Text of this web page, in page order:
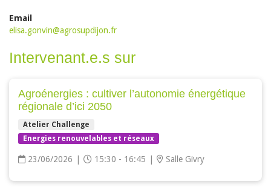
Email
elisa.gonvin@agrosupdijon.fr
Intervenant.e.s sur
Agroénergies : cultiver l’autonomie énergétique
régionale d’ici 2050
Atelier Challenge
Energies renouvelables et réseaux
23/06/2026 15:30 - 16:45 Salle Givry